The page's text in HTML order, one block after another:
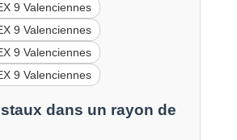
9 Valenciennes
9 Valenciennes
9 Valenciennes
9 Valenciennes
dans un rayon de